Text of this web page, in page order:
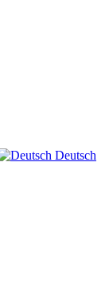
Deutsch